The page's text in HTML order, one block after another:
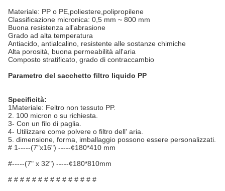
Materiale: PP o PE,poliestere,polipropilene
Classificazione micronica: 0,5 mm ~ 800 mm
Buona resistenza all'abrasione
Grado ad alta temperatura
Antiacido, antialcalino, resistente alle sostanze chimiche
Alta porosità, buona permeabilità all'aria
Composto stratificato, grado di contraccambio
Parametro del sacchetto filtro liquido PP
Specificità:
1Materiale: Feltro non tessuto PP.
2. 100 micron o su richiesta.
3- Con un filo di paglia.
4- Utilizzare come polvere o filtro dell' aria.
5. dimensione, forma, imballaggio possono essere personalizzati.
# 1-----(7"x16") -----¢180*410 mm
#-----(7" x 32") -----¢180*810mm
# # # # # # # # # # # # # # #